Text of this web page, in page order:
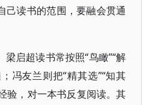
己读书的范围，要融会贯通
启超读书常按照“鸟瞰”“解
冯友兰则把“精其选”“知其
验，对一本书反复阅读。其